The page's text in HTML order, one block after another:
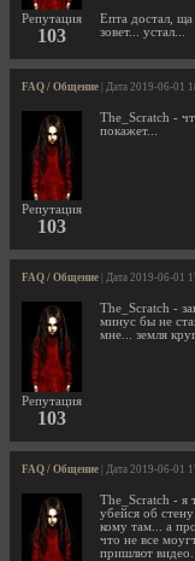
Репутация
103
Епта достал,
зовет... устал...
FAQ / Общение | Дата 2019-06-01
Репутация
103
The_Scratch -
покажет...
FAQ / Общение | Дата 2019-06-01
Репутация
103
The_Scratch -
минус бы не
мне... земля
FAQ / Общение | Дата 2019-06-01
The_Scratch - я
убейся об
кому там... а
что не все
пришлют видео.